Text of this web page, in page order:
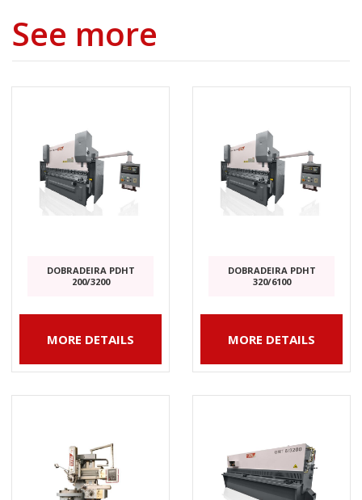
See more
DOBRADEIRA PDHT
200/3200
MORE DETAILS
DOBRADEIRA PDHT
320/6100
MORE DETAILS